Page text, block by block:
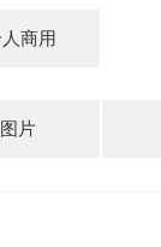
商用
片